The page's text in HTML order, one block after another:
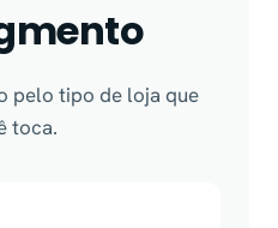
pelo tipo de loja que
toca.